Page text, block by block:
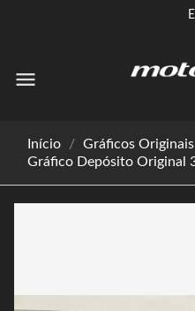
menu
Início Gráficos Originais
Gráfico Depósito Original